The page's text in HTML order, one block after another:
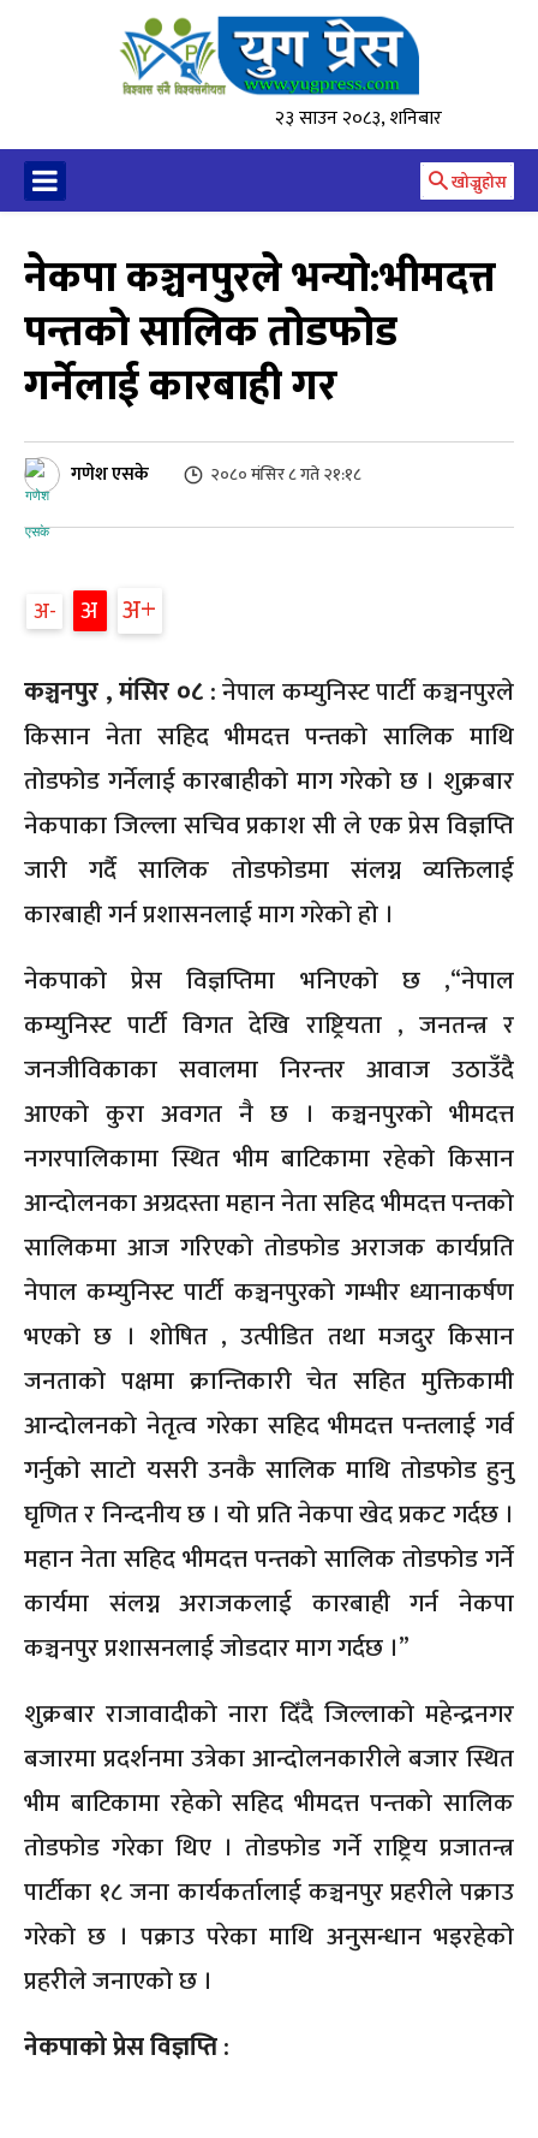
२३ साउन २०८३, शनिबार
खोज्नुहोस
नेकपा कञ्चनपुरले भन्यो:भीमदत्त
पन्तको सालिक तोडफोड
गर्नेलाई कारबाही गर
गणेश एसके २०८० मंसिर ८ गते २१:१८
अ अ अ
कञ्चनपुर , मंसिर ०८ :नेपाल कम्युनिस्ट पार्टी कञ्चनपुरले
किसान नेता सहिद भीमदत्त पन्तको सालिक माथि
तोडफोड गर्नेलाई कारबाहीको माग गरेको छ । शुक्रबार
नेकपाका जिल्ला सचिव प्रकाश सी ले एक प्रेस विज्ञप्ति
जारी गर्दै सालिक तोडफोडमा संलग्न व्यक्तिलाई
कारबाही गर्न प्रशासनलाई माग गरेको हो ।
नेकपाको प्रेस विज्ञप्तिमा भनिएको छ ,“नेपाल
कम्युनिस्ट पार्टी विगत देखि राष्ट्रियता , जनतन्त्र र
जनजीविकाका सवालमा निरन्तर आवाज उठाउँदै
आएको कुरा अवगत नै छ । कञ्चनपुरको भीमदत्त
नगरपालिकामा स्थित भीम बाटिकामा रहेको किसान
आन्दोलनका अग्रदस्ता महान नेता सहिद भीमदत्त पन्तको
सालिकमा आज गरिएको तोडफोड अराजक कार्यप्रति
नेपाल कम्युनिस्ट पार्टी कञ्चनपुरको गम्भीर ध्यानाकर्षण
भएको छ । शोषित , उत्पीडित तथा मजदुर किसान
जनताको पक्षमा क्रान्तिकारी चेत सहित मुक्तिकामी
आन्दोलनको नेतृत्व गरेका सहिद भीमदत्त पन्तलाई गर्व
गर्नुको साटो यसरी उनकै सालिक माथि तोडफोड हुनु
घृणित र निन्दनीय छ । यो प्रति नेकपा खेद प्रकट गर्दछ ।
महान नेता सहिद भीमदत्त पन्तको सालिक तोडफोड गर्ने
कार्यमा संलग्न अराजकलाई कारबाही गर्न नेकपा
कञ्चनपुर प्रशासनलाई जोडदार माग गर्दछ ।”
शुक्रबार राजावादीको नारा दिँदै जिल्लाको महेन्द्रनगर
बजारमा प्रदर्शनमा उत्रेका आन्दोलनकारीले बजार स्थित
भीम बाटिकामा रहेको सहिद भीमदत्त पन्तको सालिक
तोडफोड गरेका थिए । तोडफोड गर्ने राष्ट्रिय प्रजातन्त्र
पार्टीका १८ जना कार्यकर्तालाई कञ्चनपुर प्रहरीले पक्राउ
गरेको छ । पक्राउ परेका माथि अनुसन्धान भइरहेको
प्रहरीले जनाएको छ ।
नेकपाको प्रेस विज्ञप्ति :